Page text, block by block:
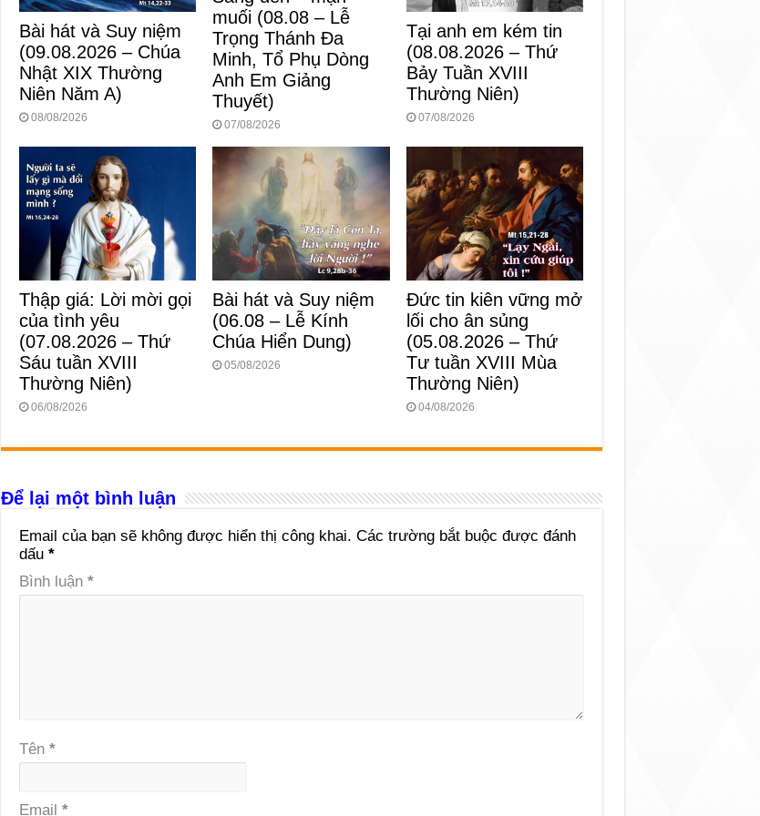
Bài hát và Suy niệm
(09.08.2026 – Chúa
Nhật XIX Thường
Niên Năm A)
08/08/2026
muối (08.08 – Lễ
Trọng Thánh Đa
Minh, Tổ Phụ Dòng
Anh Em Giảng
Thuyết)
07/08/2026
Tại anh em kém tin
(08.08.2026 – Thứ
Bảy Tuần XVIII
Thường Niên)
07/08/2026
Thập giá: Lời mời gọi
của tình yêu
(07.08.2026 – Thứ
Sáu tuần XVIII
Thường Niên)
06/08/2026
Bài hát và Suy niệm
(06.08 – Lễ Kính
Chúa Hiển Dung)
05/08/2026
Đức tin kiên vững mở
lối cho ân sủng
(05.08.2026 – Thứ
Tư tuần XVIII Mùa
Thường Niên)
04/08/2026
Để lại một bình luận
Email của bạn sẽ không được hiển thị công khai. Các trường bắt buộc được đánh
dấu *
Bình luận *
Tên *
Email *